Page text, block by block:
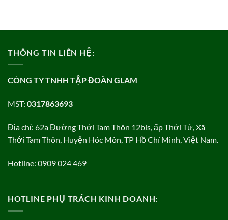
THÔNG TIN LIÊN HỆ:
CÔNG TY TNHH TẬP ĐOÀN GLAM
MST: 0317863693
Địa chỉ: 62a Đường Thới Tam Thôn 12bis, ấp Thới Tứ, Xã
Thới Tam Thôn, Huyện Hóc Môn, TP Hồ Chí Minh, Việt Nam.
Hotline: 0909 024 469
HOTLINE PHỤ TRÁCH KINH DOANH: